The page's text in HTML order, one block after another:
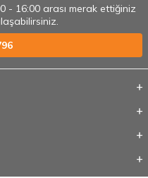
- 16:00 arası merak ettiğiniz